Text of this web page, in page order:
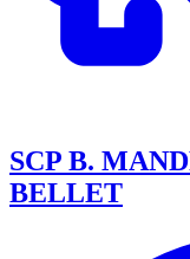
SCP B.
BELLET